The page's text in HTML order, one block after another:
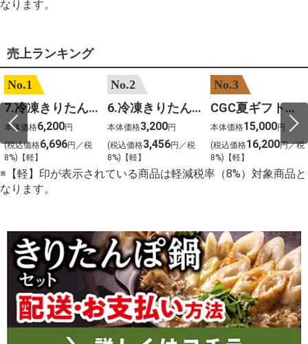
なります。
売上ランキング
No.1
7.冷凍きりたんぽセットM 野菜なし 4人前
本体価格6,200円
(税込価格6,696円／税
8%)【軽】
No.2
6.冷凍きりたんぽセットＳ 野菜なし 2人前
本体価格3,200円
(税込価格3,456円／税
8%)【軽】
No.3
CGC夏ギフト【1101】和牛苑 神戸牛・三田和牛食べ比べ(680g)
本体価格15,000円
(税込価格16,200円／税
8%)【軽】
※【軽】印が表示されている商品は軽減税率（8%）対象商品と
なります。